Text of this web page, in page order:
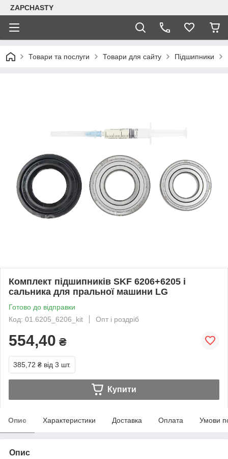
ZAPCHASTY
Товари та послуги Товари для сайту Підшипники
Комплект підшипників SKF 6206+6205 і
сальника для пральної машини LG
Готово до відправки
Код: 01.6205_6206_kit
Опт і роздріб
554,40 ₴
385,72 ₴ від 3 шт.
Купити
Опис Характеристики Доставка Оплата Умови
Опис